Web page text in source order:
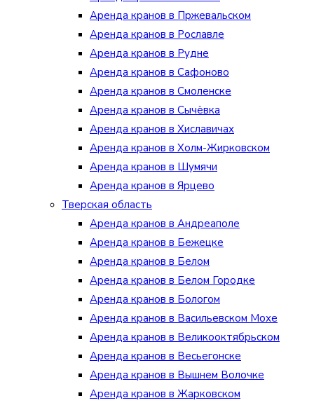
Аренда кранов в Пржевальском
Аренда кранов в Рославле
Аренда кранов в Рудне
Аренда кранов в Сафоново
Аренда кранов в Смоленске
Аренда кранов в Сычёвка
Аренда кранов в Хиславичах
Аренда кранов в Холм-Жирковском
Аренда кранов в Шумячи
Аренда кранов в Ярцево
Тверская область
Аренда кранов в Андреаполе
Аренда кранов в Бежецке
Аренда кранов в Белом
Аренда кранов в Белом Городке
Аренда кранов в Бологом
Аренда кранов в Васильевском Мохе
Аренда кранов в Великооктябрьском
Аренда кранов в Весьегонске
Аренда кранов в Вышнем Волочке
Аренда кранов в Жарковском